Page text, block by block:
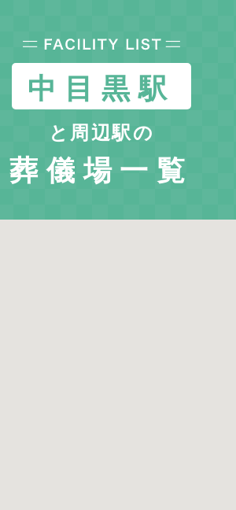
中目黒駅
と周辺駅の
葬儀場一覧